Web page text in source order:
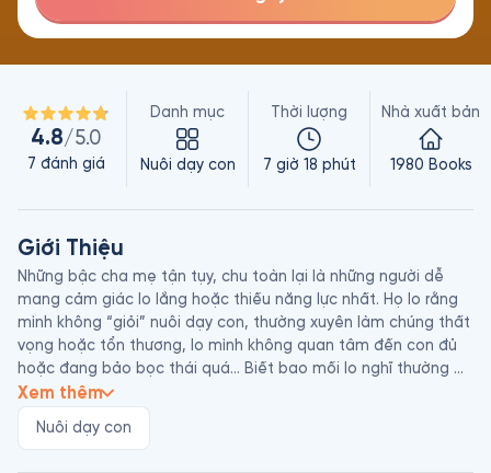
4.8/5.0
7 đánh giá
Danh mục
Nuôi dạy con
Thời lượng
7 giờ 18 phút
Nhà xuất bản
1980 Books
Giới Thiệu
Những bậc cha mẹ tận tụy, chu toàn lại là những người dễ
mang cảm giác lo lắng hoặc thiếu năng lực nhất. Họ lo rằng
mình không “giỏi” nuôi dạy con, thường xuyên làm chúng thất
vọng hoặc tổn thương, lo mình không quan tâm đến con đủ
hoặc đang bảo bọc thái quá… Biết bao mối lo nghĩ thường
trực trong bạn!
Tuy nhiên, có một điều mà các bậc cha mẹ cần phải biết là
Xem thêm
Nuôi dạy con